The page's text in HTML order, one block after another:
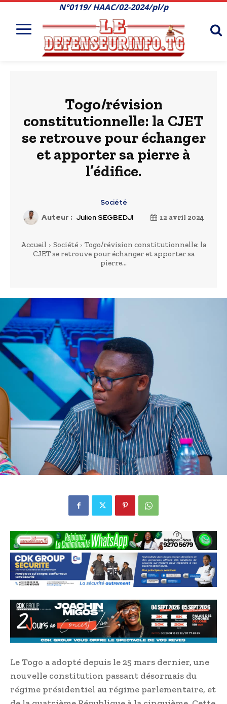
N°0119/ HAAC/02-2024/pl/p
Togo/révision
constitutionnelle: la CJET
se retrouve pour échanger
et apporter sa pierre à
l’édifice.
Société
Auteur : Julien SEGBEDJI 12 avril 2024
Accueil Société
Togo/révision constitutionnelle: la
CJET se retrouve pour échanger et apporter sa
pierre...
Le Togo a adopté depuis le 25 mars dernier, une
nouvelle constitution passant désormais du
régime présidentiel au régime parlementaire, et